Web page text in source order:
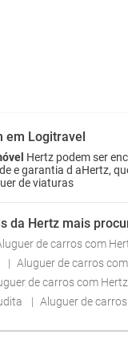
em Logitravel
Hertz podem ser
e garantia d aHertz,
de viaturas
da Hertz mais
de carros com
Aluguer de carros
de carros com
Aluguer de